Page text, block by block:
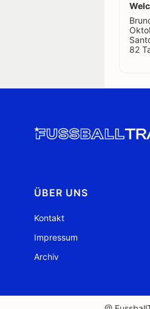
82
ÜBER UNS
Kontakt
Impressum
Archiv